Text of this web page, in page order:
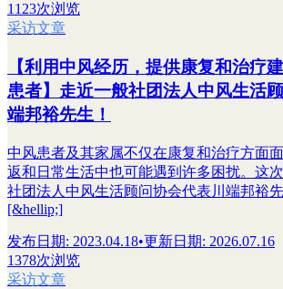
1123次浏览
采访文章
【利用中风经历，提供康复和治疗
患者】走近一般社团法人中风生活顾
端邦裕先生！
中风患者及其家属不仅在康复和治疗方面
返和日常生活中也可能遇到许多困扰。这
社团法人中风生活顾问协会代表川端邦裕
[&hellip;]
发布日期: 2023.04.18•更新日期: 2026.07.16
1378次浏览
采访文章